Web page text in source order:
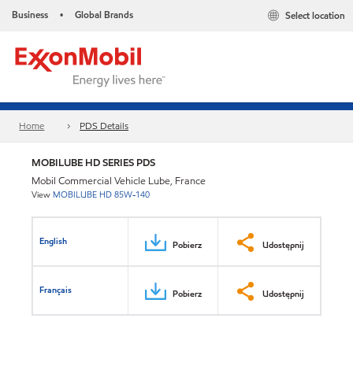
Business • Global Brands Select location
Home PDS Details
MOBILUBE HD SERIES PDS
Mobil Commercial Vehicle Lube, France
View MOBILUBE HD 85W-140
English Pobierz Udostępnij
Français Pobierz Udostępnij